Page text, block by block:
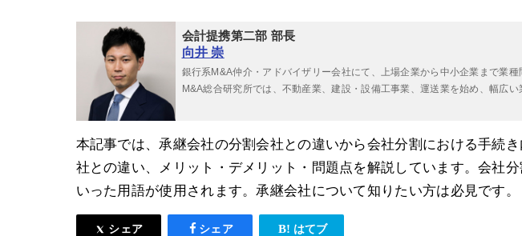
会計提携第二部 部長
向井 崇
銀行系M&A仲介・アドバイザリー会社にて、上場企業から中小企業まで業種
M&A総合研究所では、不動産業、建設・設備工事業、運送業を始め、幅広い
本記事では、承継会社の分割会社との違いから会社分割における手続
社との違い、メリット・デメリット・問題点を解説しています。会社
いった用語が使用されます。承継会社について知りたい方は必見です。
シェア シェア はてブ